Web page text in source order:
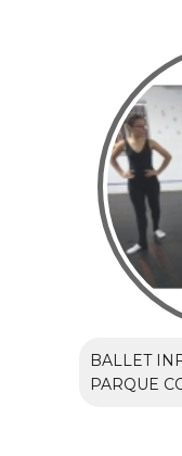
BALLET
PARQUE